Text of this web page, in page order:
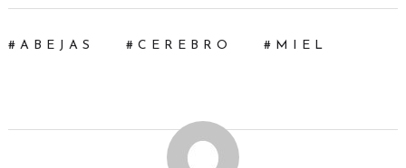
ABEJAS CEREBRO MIEL